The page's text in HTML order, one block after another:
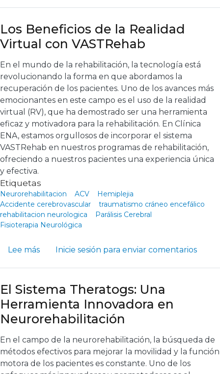
Los Beneficios de la Realidad
Virtual con VASTRehab
En el mundo de la rehabilitación, la tecnología está
revolucionando la forma en que abordamos la
recuperación de los pacientes. Uno de los avances más
emocionantes en este campo es el uso de la realidad
virtual (RV), que ha demostrado ser una herramienta
eficaz y motivadora para la rehabilitación. En Clínica
ENA, estamos orgullosos de incorporar el sistema
VASTRehab en nuestros programas de rehabilitación,
ofreciendo a nuestros pacientes una experiencia única
y efectiva.
Etiquetas
Neurorehabilitacion ACV
Hemiplejia
Accidente cerebrovascular
traumatismo cráneo encefálico
rehabilitacion neurologica
Parálisis Cerebral
Fisioterapia Neurológica
Lee mássobre Los Beneficios de la Realidad Virtual
Inicie sesión para enviar comentarios
El Sistema Theratogs: Una
Herramienta Innovadora en
Neurorehabilitación
En el campo de la neurorehabilitación, la búsqueda de
métodos efectivos para mejorar la movilidad y la función
motora de los pacientes es constante. Uno de los